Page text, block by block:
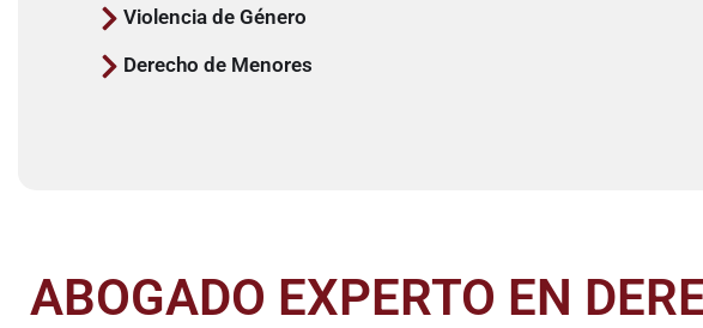
Violencia de Género
Derecho de Menores
ABOGADO EXPERTO EN